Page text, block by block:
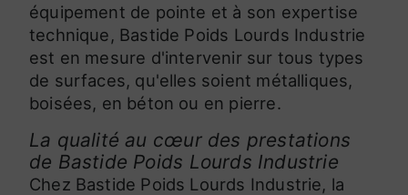
équipement de pointe et à son expertise
technique, Bastide Poids Lourds Industrie
est en mesure d'intervenir sur tous types
de surfaces, qu'elles soient métalliques,
boisées, en béton ou en pierre.
La qualité au cœur des prestations
de Bastide Poids Lourds Industrie
Chez Bastide Poids Lourds Industrie, la